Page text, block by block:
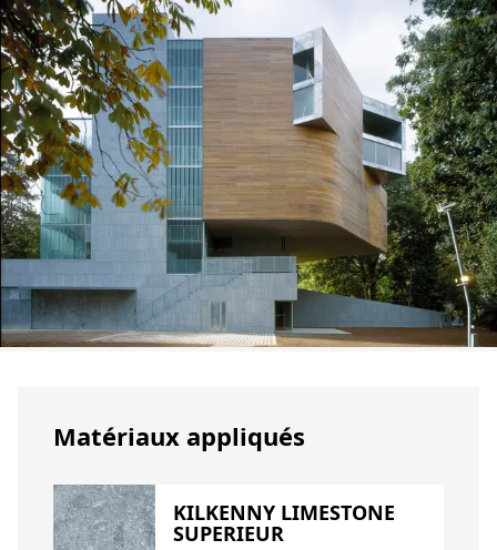
Matériaux appliqués
KILKENNY LIMESTONE
SUPERIEUR